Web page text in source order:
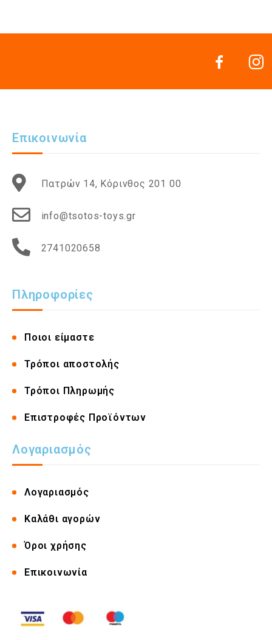
Επικοινωνία
Πατρών 14, Κόρινθος 201 00
info@tsotos-toys.gr
2741020658
Πληροφορίες
Ποιοι είμαστε
Τρόποι αποστολής
Τρόποι Πληρωμής
Επιστροφές Προϊόντων
Λογαριασμός
Λογαριασμός
Καλάθι αγορών
Όροι χρήσης
Επικοινωνία